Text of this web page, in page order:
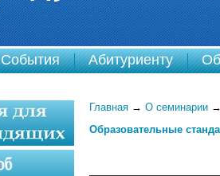
События Абитуриенту
Главная → О семинарии
Образовательные